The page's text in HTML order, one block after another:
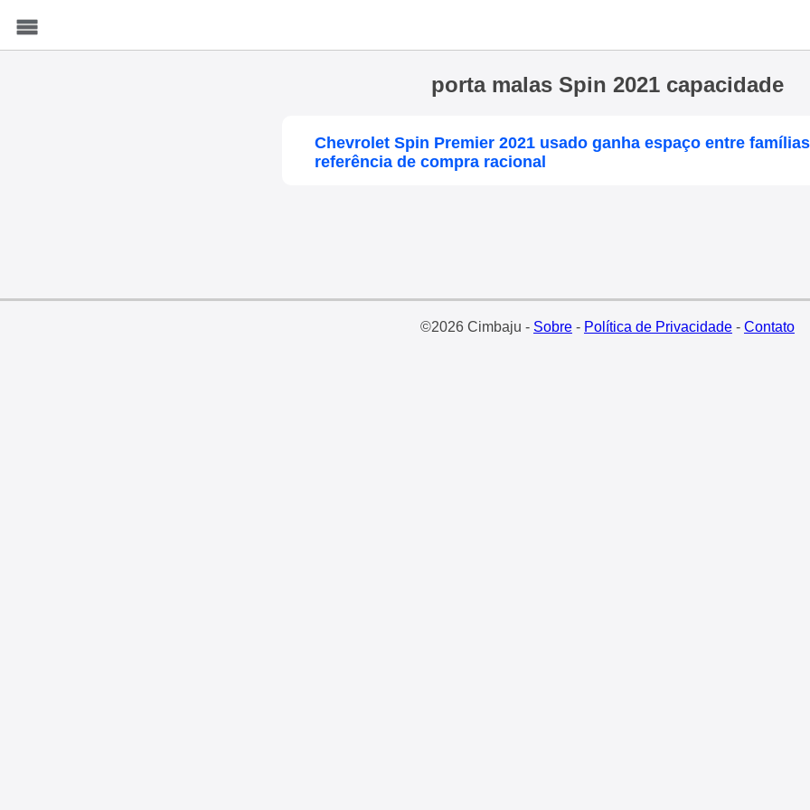
porta malas Spin 2021 capacidade
Chevrolet Spin Premier 2021 usado ganha espaço entre
referência de compra racional
©2026 Cimbaju - Sobre- Política de Privacidade- Contato